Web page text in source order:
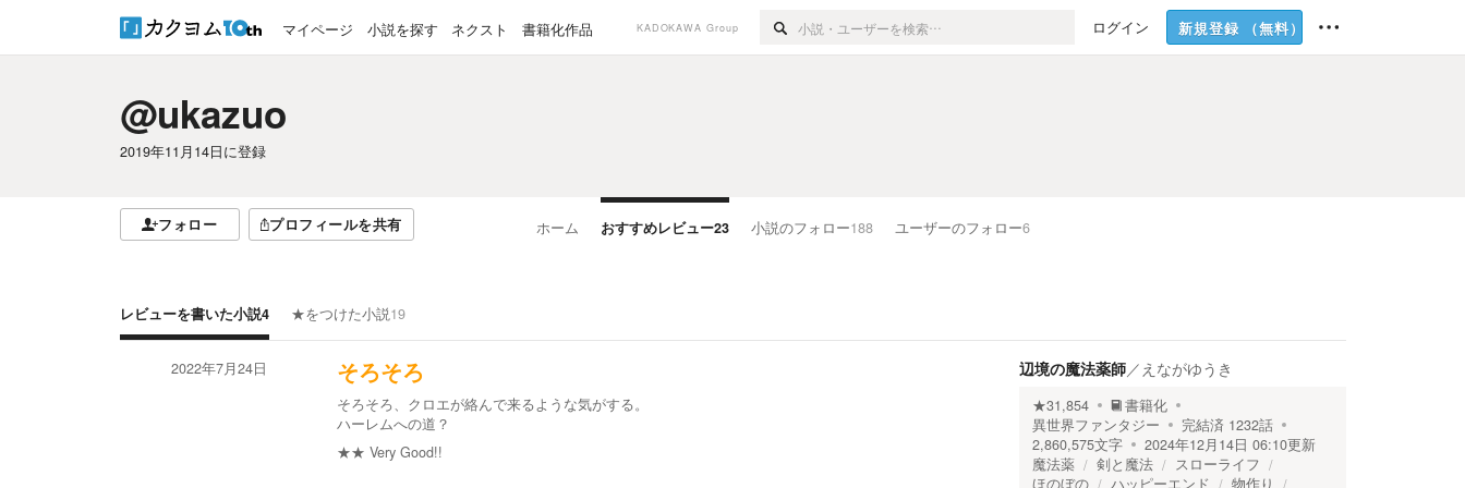
マイページ 小説を探す ネクスト 書籍化作品 KADOKAWA Group ログイン 新規登録 （無料）
@ukazuo
2019年11月14日に登録
フォロー プロフィールを共有 ホーム おすすめレビュー23 小説のフォロー188 ユーザーのフォロー6
レビューを書いた小説4 ★をつけた小説19
2022年7月24日 そろそろ
そろそろ、クロエが絡んで来るような気がする。
ハーレムへの道？
★★ Very Good!!
辺境の魔法薬師／ えながゆうき
★31,854
書籍化
異世界ファンタジー
完結済 1232話
2,860,575文字 2024年12月14日 06:10更新
魔法薬
剣と魔法
スローライフ
ほのぼの
ハッピーエンド
物作り